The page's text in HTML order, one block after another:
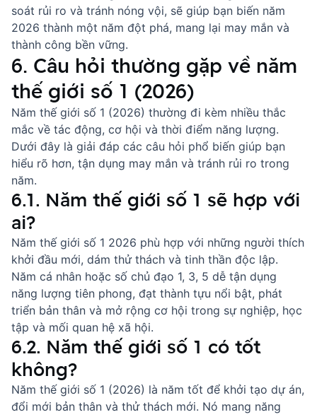
soát rủi ro và tránh nóng vội, sẽ giúp bạn biến năm
2026 thành một năm đột phá, mang lại may mắn và
thành công bền vững.
6. Câu hỏi thường gặp về năm
thế giới số 1 (2026)
Năm thế giới số 1 (2026) thường đi kèm nhiều thắc
mắc về tác động, cơ hội và thời điểm năng lượng.
Dưới đây là giải đáp các câu hỏi phổ biến giúp bạn
hiểu rõ hơn, tận dụng may mắn và tránh rủi ro trong
năm.
6.1. Năm thế giới số 1 sẽ hợp với
ai?
Năm thế giới số 1 2026 phù hợp với những người thích
khởi đầu mới, dám thử thách và tinh thần độc lập.
Năm cá nhân hoặc số chủ đạo 1, 3, 5 dễ tận dụng
năng lượng tiên phong, đạt thành tựu nổi bật, phát
triển bản thân và mở rộng cơ hội trong sự nghiệp, học
tập và mối quan hệ xã hội.
6.2. Năm thế giới số 1 có tốt
không?
Năm thế giới số 1 (2026) là năm tốt để khởi tạo dự án,
đổi mới bản thân và thử thách mới. Nó mang năng